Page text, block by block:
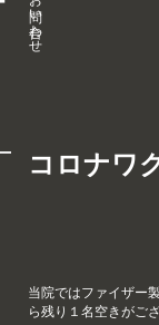
コロナワ
当院ではファイザー
ら残り１名空きがご